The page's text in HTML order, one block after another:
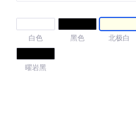
白色 黑色 北极白
曜岩黑